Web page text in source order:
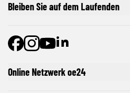
Online Netzwerk oe24
Bleiben Sie auf dem Laufenden